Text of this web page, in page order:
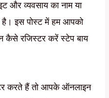
और व्यवसाय का नाम या
है। इस पोस्ट में हम आपको
कैसे रजिस्टर करें स्टेप बाय
करते हैं तो आपके ऑनलाइन